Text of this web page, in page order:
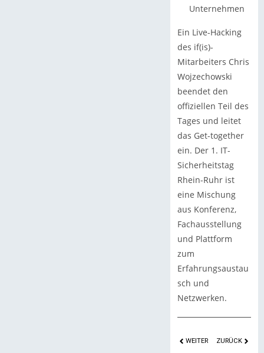
Unternehmen
Ein Live-Hacking
des if(is)-
Mitarbeiters Chris
Wojzechowski
beendet den
offiziellen Teil des
Tages und leitet
das Get-together
ein. Der 1. IT-
Sicherheitstag
Rhein-Ruhr ist
eine Mischung
aus Konferenz,
Fachausstellung
und Plattform
zum
Erfahrungsaustau
sch und
Netzwerken.
WEITER ZURÜCK